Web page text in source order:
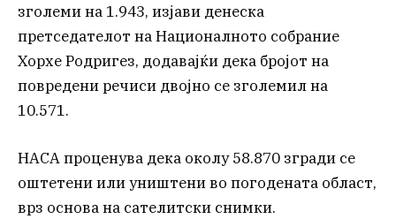
зголеми на 1.943, изјави денеска
претседателот на Националното собрание
Хорхе Родригез, додавајќи дека бројот на
повредени речиси двојно се зголемил на
10.571.
НАСА проценува дека околу 58.870 згради се
оштетени или уништени во погодената област,
врз основа на сателитски снимки.